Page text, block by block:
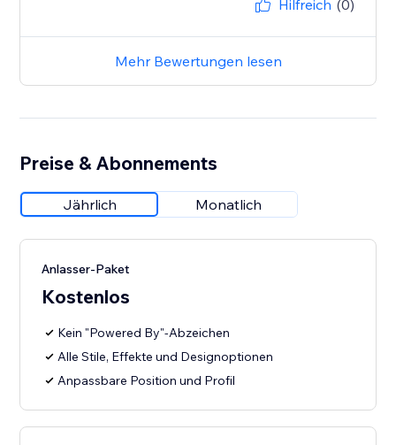
Hilfreich (0)
Mehr Bewertungen lesen
Preise & Abonnements
Jährlich Monatlich
Anlasser-Paket
Kostenlos
Kein "Powered By"-Abzeichen
Alle Stile, Effekte und Designoptionen
Anpassbare Position und Profil